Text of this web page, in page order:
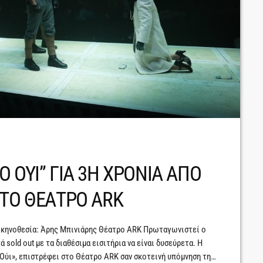
ΓΙΑ 3Η ΧΡΟΝΙΑ ΑΠΟ
ΘΕΑΤΡΟ ARK
Άρης Μπινιάρης Θέατρο ARK Πρωταγωνιστεί ο
out με τα διαθέσιμα εισιτήρια να είναι δυσεύρετα. Η
επιστρέφει στο Θέατρο ΑRK σαν σκοτεινή υπόμνηση της